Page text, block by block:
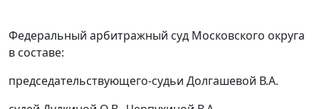
Федеральный арбитражный суд Московского округа
в составе:
председательствующего-судьи Долгашевой В.А.